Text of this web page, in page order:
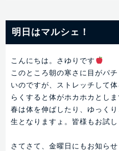
明日はマルシェ！
こんにちは。さゆりです
このところ朝の寒さに目がパ
いのですが、ストレッチして
らくすると体がホカホカとしま
春は体を伸ばしたり、ゆっく
生となりますょ。皆様もお試し
さてさて、金曜日にもお知ら